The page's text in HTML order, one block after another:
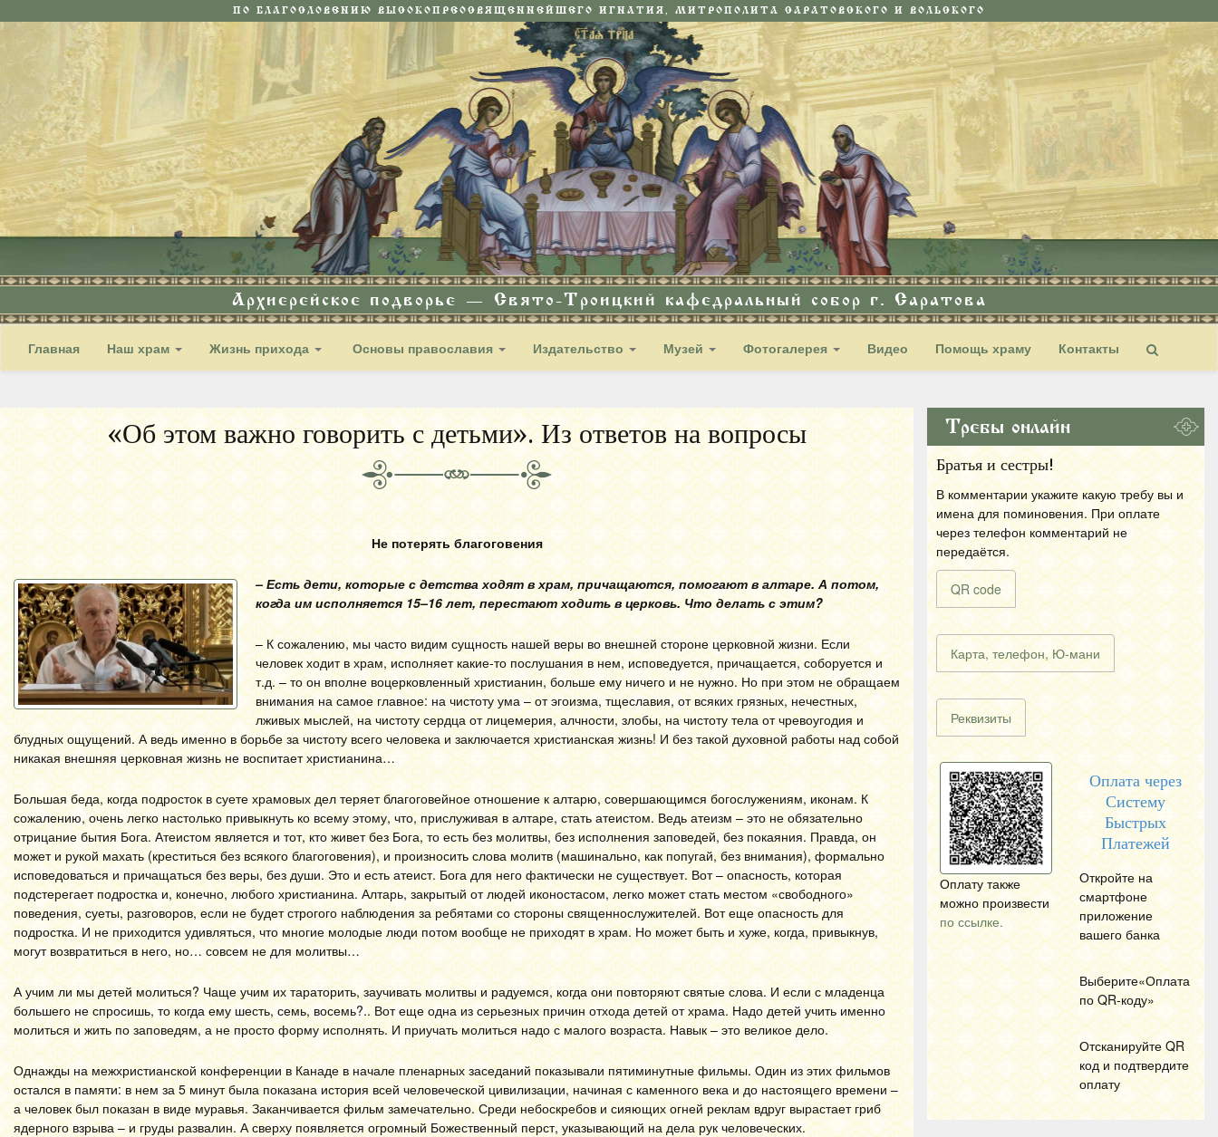
ПО БЛАГОСЛОВЕНИЮ ВЫСОКОПРЕОСВЯЩЕННЕЙШЕГО ИГНАТИЯ, МИТРОПОЛИТА САРАТОВСКОГО И ВОЛЬСКОГО
Архиерейское подворье — Свято-Троицкий кафедральный собор г. Саратова
Главная Наш храм Жизнь прихода Основы православия Издательство Музей Фотогалерея Видео Помощь храму Контакты
«Об этом важно говорить с детьми». Из ответов на вопросы
Не потерять благоговения
– Есть дети, которые с детства ходят в храм, причащаются, помогают в алтаре. А потом,
когда им исполняется 15–16 лет, перестают ходить в церковь. Что делать с этим?
– К сожалению, мы часто видим сущность нашей веры во внешней стороне церковной жизни. Если
человек ходит в храм, исполняет какие-то послушания в нем, исповедуется, причащается, соборуется и
т.д. – то он вполне воцерковленный христианин, больше ему ничего и не нужно. Но при этом не обращаем
внимания на самое главное: на чистоту ума – от эгоизма, тщеславия, от всяких грязных, нечестных,
лживых мыслей, на чистоту сердца от лицемерия, алчности, злобы, на чистоту тела от чревоугодия и
блудных ощущений. А ведь именно в борьбе за чистоту всего человека и заключается христианская жизнь! И без такой духовной работы над собой
никакая внешняя церковная жизнь не воспитает христианина…
Большая беда, когда подросток в суете храмовых дел теряет благоговейное отношение к алтарю, совершающимся богослужениям, иконам. К
сожалению, очень легко настолько привыкнуть ко всему этому, что, прислуживая в алтаре, стать атеистом. Ведь атеизм – это не обязательно
отрицание бытия Бога. Атеистом является и тот, кто живет без Бога, то есть без молитвы, без исполнения заповедей, без покаяния. Правда, он
может и рукой махать (креститься без всякого благоговения), и произносить слова молитв (машинально, как попугай, без внимания), формально
исповедоваться и причащаться без веры, без души. Это и есть атеист. Бога для него фактически не существует. Вот – опасность, которая
подстерегает подростка и, конечно, любого христианина. Алтарь, закрытый от людей иконостасом, легко может стать местом «свободного»
поведения, суеты, разговоров, если не будет строгого наблюдения за ребятами со стороны священнослужителей. Вот еще опасность для
подростка. И не приходится удивляться, что многие молодые люди потом вообще не приходят в храм. Но может быть и хуже, когда, привыкнув,
могут возвратиться в него, но… совсем не для молитвы…
А учим ли мы детей молиться? Чаще учим их тараторить, заучивать молитвы и радуемся, когда они повторяют святые слова. И если с младенца
большего не спросишь, то когда ему шесть, семь, восемь?.. Вот еще одна из серьезных причин отхода детей от храма. Надо детей учить именно
молиться и жить по заповедям, а не просто форму исполнять. И приучать молиться надо с малого возраста. Навык – это великое дело.
Однажды на межхристианской конференции в Канаде в начале пленарных заседаний показывали пятиминутные фильмы. Один из этих фильмов
остался в памяти: в нем за 5 минут была показана история всей человеческой цивилизации, начиная с каменного века и до настоящего времени –
а человек был показан в виде муравья. Заканчивается фильм замечательно. Среди небоскребов и сияющих огней реклам вдруг вырастает гриб
ядерного взрыва – и груды развалин. А сверху появляется огромный Божественный перст, указывающий на дела рук человеческих.
Требы онлайн
Братья и сестры!
В комментарии укажите какую требу вы и
имена для поминовения. При оплате
через телефон комментарий не
передаётся.
QR code
Карта, телефон, Ю-мани
Реквизиты
Оплату также
можно произвести
по ссылке.
Оплата через
Систему
Быстрых
Платежей
Откройте на
смартфоне
приложение
вашего банка
Выберите«Оплата
по QR-коду»
Отсканируйте QR
код и подтвердите
оплату